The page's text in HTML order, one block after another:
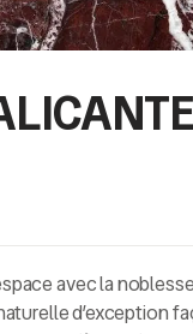
avec la
d’exception